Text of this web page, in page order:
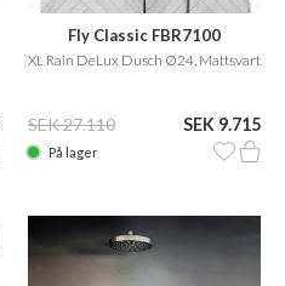
Fly Classic FBR7100
XL Rain DeLux Dusch Ø24, Mattsvart
SEK 27.110 SEK 9.715
På lager